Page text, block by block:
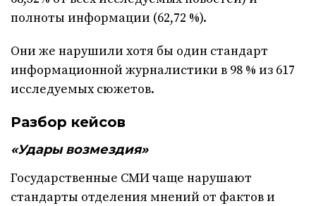
полноты информации (62,72 %).
Они же нарушили хотя бы один стандарт
информационной журналистики в 98 % из 617
исследуемых сюжетов.
Разбор кейсов
«Удары возмездия»
Государственные СМИ чаще нарушают
стандарты отделения мнений от фактов и